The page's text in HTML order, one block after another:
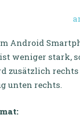
Android
weniger stark,
zusätzlich
unten rechts.